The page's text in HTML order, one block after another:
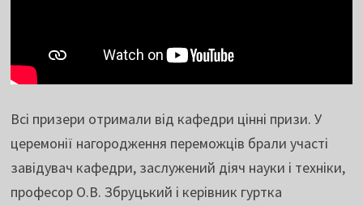
Всі призери отримали від кафедри цінні призи. У
церемонії нагородження переможців брали участі
завідувач кафедри, заслужений діяч науки і техніки,
професор О.В. Збруцький і керівник гуртка